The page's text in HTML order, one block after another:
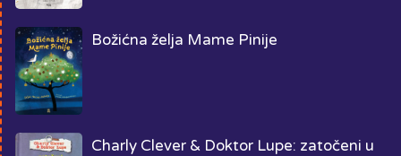
Božićna želja Mame Pinije
Charly Clever & Doktor Lupe: zatočeni u